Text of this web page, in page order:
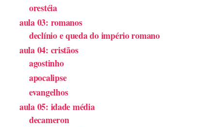
orestéia
aula 03: romanos
declínio e queda do império romano
aula 04: cristãos
agostinho
apocalipse
evangelhos
aula 05: idade média
decameron